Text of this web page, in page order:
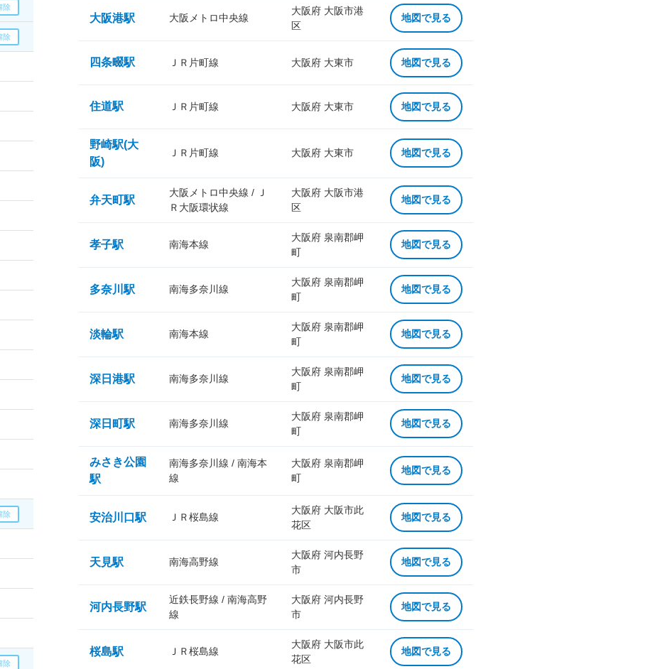
大阪港駅 大阪メトロ中央線
大阪府 大阪市港
区
地図で見る
四条畷駅 ＪＲ片町線 大阪府 大東市 地図で見る
住道駅 ＪＲ片町線 大阪府 大東市 地図で見る
野崎駅(大
阪)
ＪＲ片町線 大阪府 大東市 地図で見る
弁天町駅
大阪メトロ中央線 / Ｊ
Ｒ大阪環状線
大阪府 大阪市港
区
地図で見る
孝子駅 南海本線
大阪府 泉南郡岬
町
地図で見る
多奈川駅 南海多奈川線
大阪府 泉南郡岬
町
地図で見る
淡輪駅 南海本線
大阪府 泉南郡岬
町
地図で見る
深日港駅 南海多奈川線
大阪府 泉南郡岬
町
地図で見る
深日町駅 南海多奈川線
大阪府 泉南郡岬
町
地図で見る
みさき公園
駅
南海多奈川線 / 南海本
線
大阪府 泉南郡岬
町
地図で見る
安治川口駅 ＪＲ桜島線
大阪府 大阪市此
花区
地図で見る
天見駅 南海高野線
大阪府 河内長野
市
地図で見る
河内長野駅
近鉄長野線 / 南海高野
線
大阪府 河内長野
市
地図で見る
桜島駅 ＪＲ桜島線
大阪府 大阪市此
花区
地図で見る